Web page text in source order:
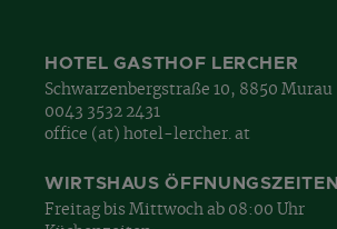
HOTEL GASTHOF LERCHER
Schwarzenbergstraße 10, 8850 Murau
0043 3532 2431
office (at) hotel-lercher. at
WIRTSHAUS ÖFFNUNGSZEITEN
Freitag bis Mittwoch ab 08:00 Uhr